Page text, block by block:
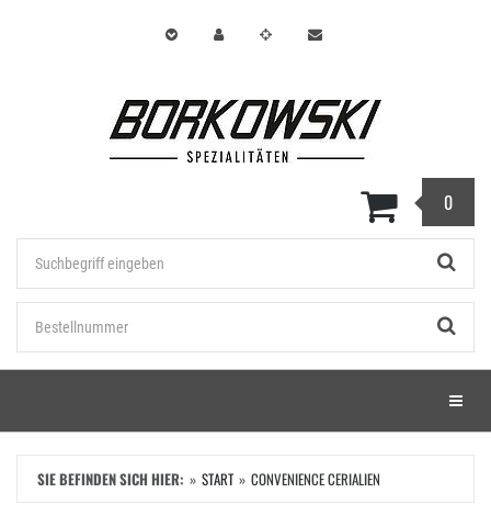
0
Menü
SIE BEFINDEN SICH HIER: START CONVENIENCE CERIALIEN